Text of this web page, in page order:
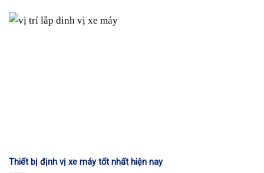
Thiết bị định vị xe máy tốt nhất hiện nay